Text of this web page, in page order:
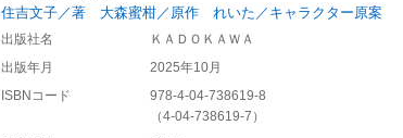
住吉文子／著 大森蜜柑／原作 れいた／キャラクター原案
出版社名
ＫＡＤＯＫＡＷＡ
出版年月
2025年10月
ISBNコード
978-4-04-738619-8
（4-04-738619-7 ）